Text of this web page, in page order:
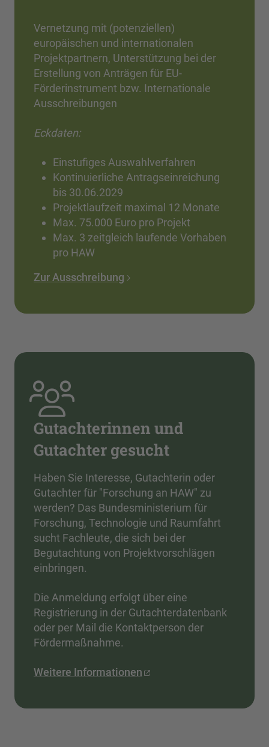
Vernetzung mit (potenziellen)
europäischen und internationalen
Projektpartnern, Unterstützung bei der
Erstellung von Anträgen für EU-
Förderinstrument bzw. Internationale
Ausschreibungen
Eckdaten:
Einstufiges Auswahlverfahren
Kontinuierliche Antragseinreichung
bis 30.06.2029
Projektlaufzeit maximal 12 Monate
Max. 75.000 Euro pro Projekt
Max. 3 zeitgleich laufende Vorhaben
pro HAW
Zur Ausschreibung
Gutachterinnen und
Gutachter gesucht
Haben Sie Interesse, Gutachterin oder
Gutachter für "Forschung an HAW" zu
werden? Das Bundesministerium für
Forschung, Technologie und Raumfahrt
sucht Fachleute, die sich bei der
Begutachtung von Projektvorschlägen
einbringen.
Die Anmeldung erfolgt über eine
Registrierung in der Gutachterdatenbank
oder per Mail die Kontaktperson der
Fördermaßnahme.
Weitere Informationen